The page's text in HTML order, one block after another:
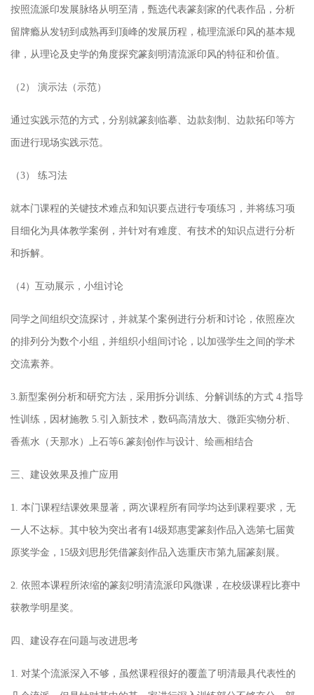
按照流派印发展脉络从明至清，甄选代表篆刻家的代表作品，分析
留牌瘾从发轫到成熟再到顶峰的发展历程，梳理流派印风的基本规
律，从理论及史学的角度探究篆刻明清流派印风的特征和价值。
（2） 演示法（示范）
通过实践示范的方式，分别就篆刻临摹、边款刻制、边款拓印等方
面进行现场实践示范。
（3） 练习法
就本门课程的关键技术难点和知识要点进行专项练习，并将练习项
目细化为具体教学案例，并针对有难度、有技术的知识点进行分析
和拆解。
（4）互动展示，小组讨论
同学之间组织交流探讨，并就某个案例进行分析和讨论，依照座次
的排列分为数个小组，并组织小组间讨论，以加强学生之间的学术
交流素养。
3.新型案例分析和研究方法，采用拆分训练、分解训练的方式 4.指导
性训练，因材施教 5.引入新技术，数码高清放大、微距实物分析、
香蕉水（天那水）上石等6.篆刻创作与设计、绘画相结合
三、建设效果及推广应用
1. 本门课程结课效果显著，两次课程所有同学均达到课程要求，无
一人不达标。其中较为突出者有14级郑惠雯篆刻作品入选第七届黄
原奖学金，15级刘思彤凭借篆刻作品入选重庆市第九届篆刻展。
2. 依照本课程所浓缩的篆刻2明清流派印风微课，在校级课程比赛中
获教学明星奖。
四、建设存在问题与改进思考
1. 对某个流派深入不够，虽然课程很好的覆盖了明清最具代表性的